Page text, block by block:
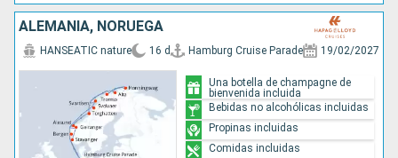
ALEMANIA, NORUEGA
HANSEATIC nature 16 d Hamburg Cruise Parade 19/02/2027
Una botella de champagne de
bienvenida incluida
Bebidas no alcohólicas incluidas
Propinas incluidas
Comidas incluidas